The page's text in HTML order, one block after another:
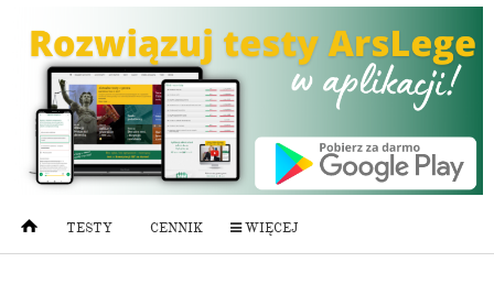
TESTY CENNIK WIĘCEJ